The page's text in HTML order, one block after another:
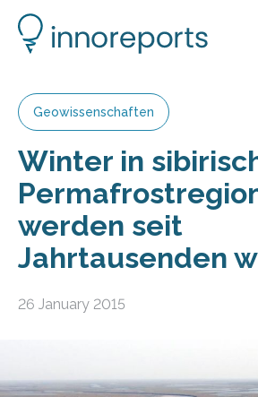
Geowissenschaften
Winter in
werden seit
Jahrtausenden
26 January 2015